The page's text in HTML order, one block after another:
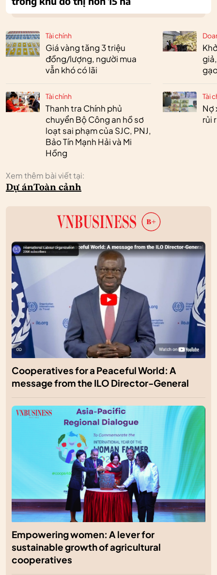
Tài chính
Giá vàng tăng 3 triệu
đồng/lượng, người mua
vẫn khó có lãi
Tài chính
Thanh tra Chính phủ
chuyển Bộ Công an hồ sơ
loạt sai phạm của SJC, PNJ,
Bảo Tín Mạnh Hải và Mi
Hồng
Tài
Nợ
rủi
Xem thêm bài viết tại:
Dự ánToàn cảnh
Cooperatives for a Peaceful World: A
message from the ILO Director-General
Empowering women: A lever for
sustainable growth of agricultural
cooperatives